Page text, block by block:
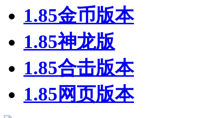
1.85金币版本
1.85神龙版
1.85合击版本
1.85网页版本